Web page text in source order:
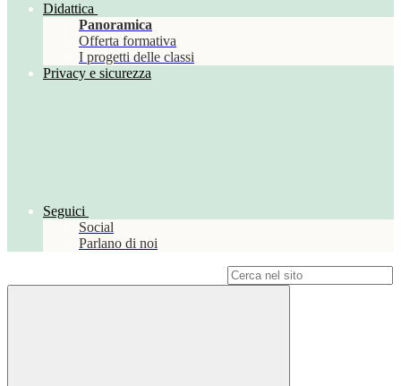
Didattica
Panoramica
Offerta formativa
I progetti delle classi
Privacy e sicurezza
Seguici
Social
Parlano di noi